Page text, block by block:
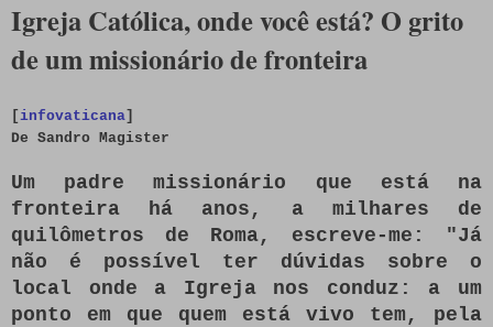
Igreja Católica, onde você está? O grito
de um missionário de fronteira
[infovaticana]
De Sandro Magister
Um padre missionário que está na
fronteira há anos, a milhares de
quilômetros de Roma, escreve-me: "Já
não é possível ter dúvidas sobre o
local onde a Igreja nos conduz: a um
ponto em que quem está vivo tem, pela